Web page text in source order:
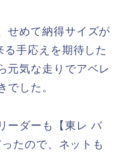
せめて納得サイズが
る手応えを期待した
元気な走りでアベレ
でした。
ーダーも【東レ バ
たので、ネットも